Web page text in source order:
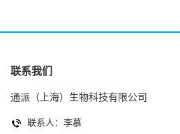
联系我们
通派（上海）生物科技有限公司
联系人：李慕